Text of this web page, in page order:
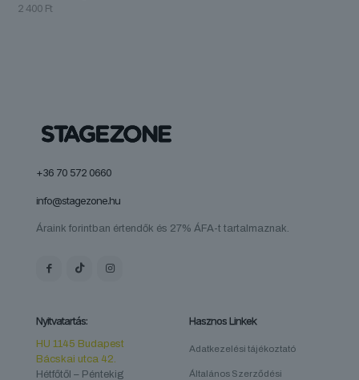
2 400 Ft
+36 70 572 0660
info@stagezone.hu
Áraink forintban értendők és 27% ÁFA-t tartalmaznak.
Nyitvatartás:
HU 1145 Budapest
Bácskai utca 42.
Hétfőtől – Péntekig
Hasznos Linkek
Adatkezelési tájékoztató
Általános Szerződési